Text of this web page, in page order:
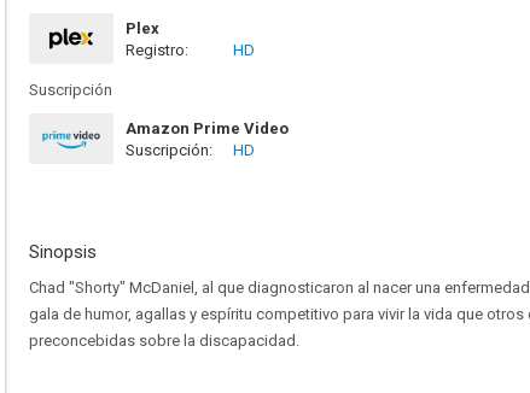
Plex
Registro:
HD
Suscripción
Amazon Prime Video
Suscripción:
HD
Sinopsis
Chad "Shorty" McDaniel, al que diagnosticaron al nacer una
gala de humor, agallas y espíritu competitivo para vivir la vida que
preconcebidas sobre la discapacidad.